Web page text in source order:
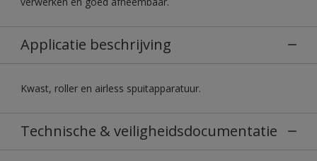
Applicatie beschrijving
Kwast, roller en airless spuitapparatuur.
Technische & veiligheidsdocumentatie